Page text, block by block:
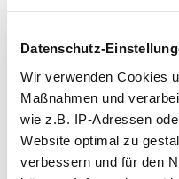
Datenschutz-
Wir verwenden Cookies
Maßnahmen und
wie z.B. IP-Adressen
Website optimal zu
verbessern und für den
PRAXIS
Mit Südzucker Voices
Expertinnen und
tragen sie zu „Team